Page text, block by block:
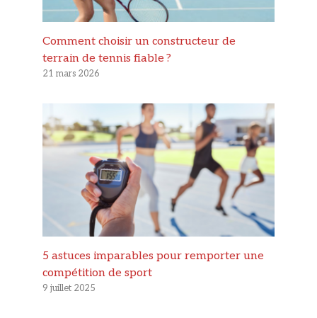
Comment choisir un constructeur de
terrain de tennis fiable ?
21 mars 2026
5 astuces imparables pour remporter une
compétition de sport
9 juillet 2025